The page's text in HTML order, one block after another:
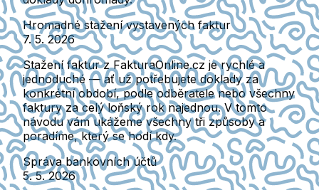
Hromadné stažení vystavených faktur
7. 5. 2026
Stažení faktur z FakturaOnline.cz je rychlé a
jednoduché — ať už potřebujete doklady za
konkrétní období, podle odběratele nebo všechny
faktury za celý loňský rok najednou. V tomto
návodu vám ukážeme všechny tři způsoby a
poradíme, který se hodí kdy.
Správa bankovních účtů
5. 5. 2026